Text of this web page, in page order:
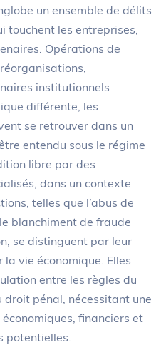
un ensemble de délits
touchent les entreprises,
Opérations de
institutionnels
différente, les
se retrouver dans un
entendu sous le régime
libre par des
dans un contexte
telles que l’abus de
blanchiment de fraude
se distinguent par leur
vie économique. Elles
entre les règles du
pénal, nécessitant une
financiers et
potentielles.